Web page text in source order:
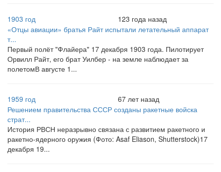
1903 год
123 года назад
«Отцы авиации» братья Райт испытали летательный аппарат
т...
Первый полёт "Флайера" 17 декабря 1903 года. Пилотирует
Орвилл Райт, его брат Уилбер - на земле наблюдает за
полетомВ августе 1...
1959 год
67 лет назад
Решением правительства СССР созданы ракетные войска
страт...
История РВСН неразрывно связана с развитием ракетного и
ракетно-ядерного оружия (Фото: Asaf Eliason, Shutterstock)17
декабря 19...